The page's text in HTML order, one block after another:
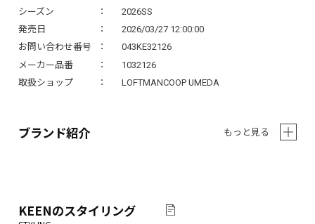
シーズン
2026SS
発売日
2026/03/27 12:00:00
お問い合わせ番号
043KE32126
メーカー品番
1032126
取扱ショップ
LOFTMANCOOP UMEDA
ブランド紹介 もっと見る
KEENのスタイリング